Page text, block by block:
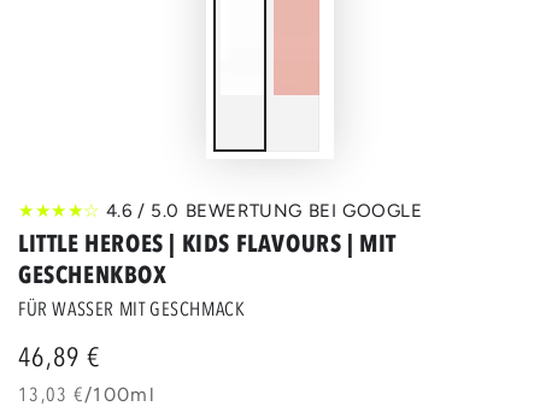
★★★★☆ 4.6 / 5.0 BEWERTUNG BEI GOOGLE
LITTLE HEROES | KIDS FLAVOURS | MIT
GESCHENKBOX
FÜR WASSER MIT GESCHMACK
Regulärer
Preis
46,89 €
Stückpreis
13,03 €/
pro 100ml